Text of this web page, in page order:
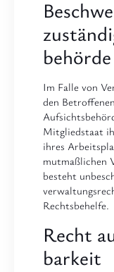
behörde
Im Falle von
den
Mitgliedstaat
ihres
mutmaßlichen
besteht
Rechtsbehelfe.
Recht
barkeit